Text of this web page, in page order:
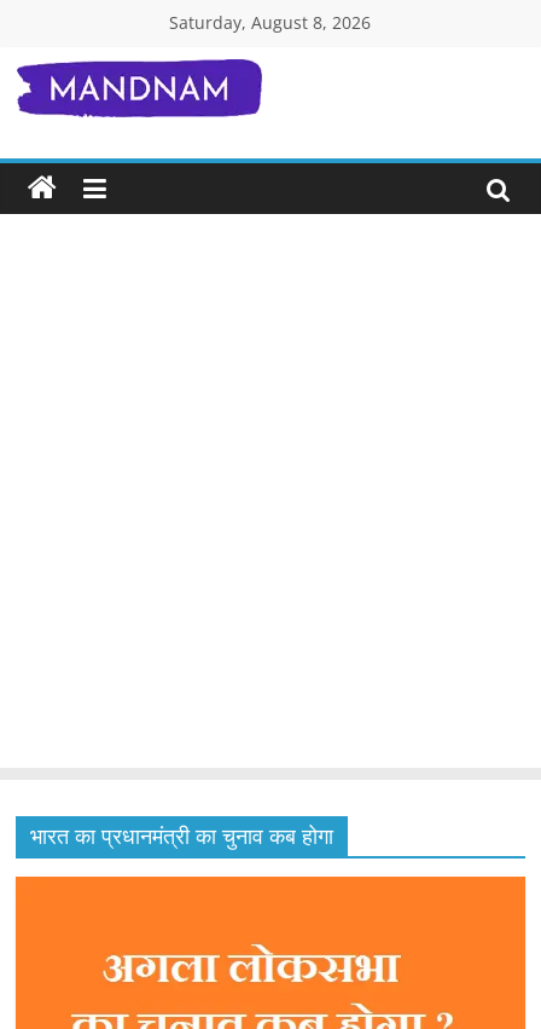
content
Saturday, August 8, 2026
Mandnam.com
जाने
एक-
भारत का प्रधानमंत्री का चुनाव कब होगा